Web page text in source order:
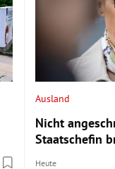
Ausland
Nicht
Staatschefin
Heute